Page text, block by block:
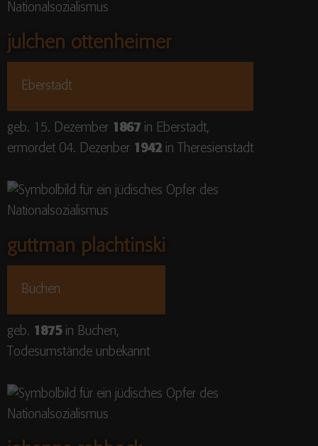
julchen ottenheimer
Eberstadt
geb. 15. Dezember 1867 in Eberstadt,
ermordet 04. Dezenber 1942 in Theresienstadt
guttman plachtinski
Buchen
geb. 1875in Buchen,
Todesumstände unbekannt